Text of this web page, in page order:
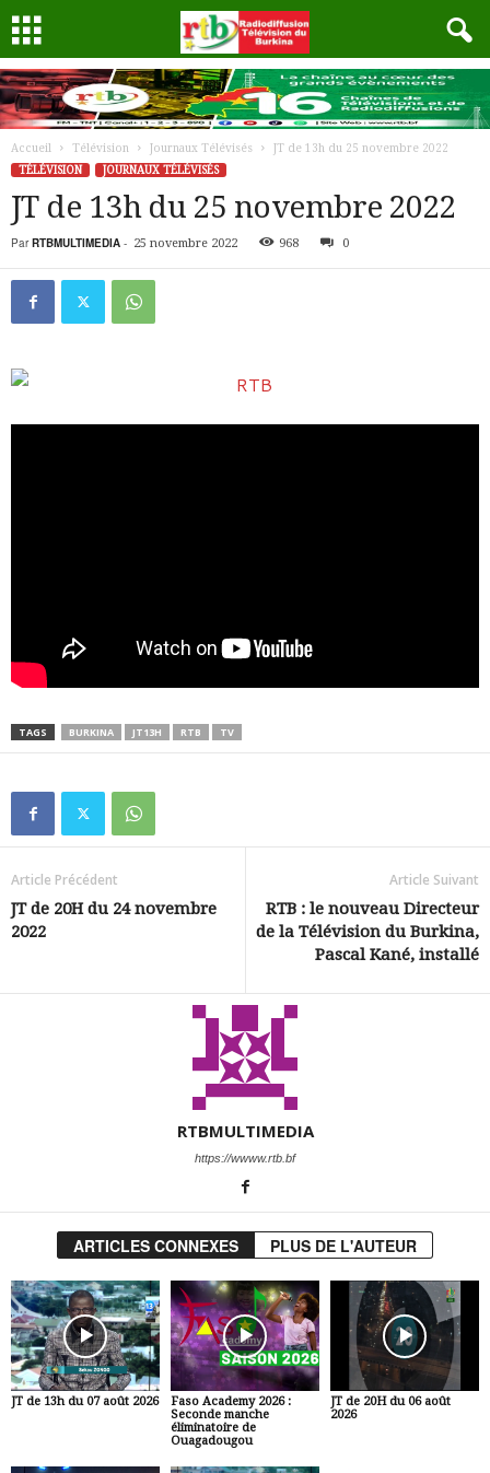
Accueil Télévision Journaux Télévisés
JT de 13h du 25 novembre 2022
TÉLÉVISION
JOURNAUX TÉLÉVISÉS
JT de 13h du 25 novembre 2022
Par RTBMULTIMEDIA - 25 novembre 2022 968 0
TAGS BURKINA JT13H RTB TV
Article Précédent
JT de 20H du 24 novembre
2022
Article Suivant
RTB : le nouveau Directeur
de la Télévision du Burkina,
Pascal Kané, installé
RTBMULTIMEDIA
https://wwww.rtb.bf
ARTICLES CONNEXES PLUS DE L'AUTEUR
JT de 13h du 07 août 2026
Faso Academy 2026 :
Seconde manche
éliminatoire de
Ouagadougou
JT de 20H du 06 août
2026